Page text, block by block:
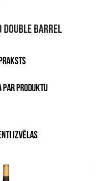
DOUBLE BARREL
PAR PRODUKTU
IZVĒLAS